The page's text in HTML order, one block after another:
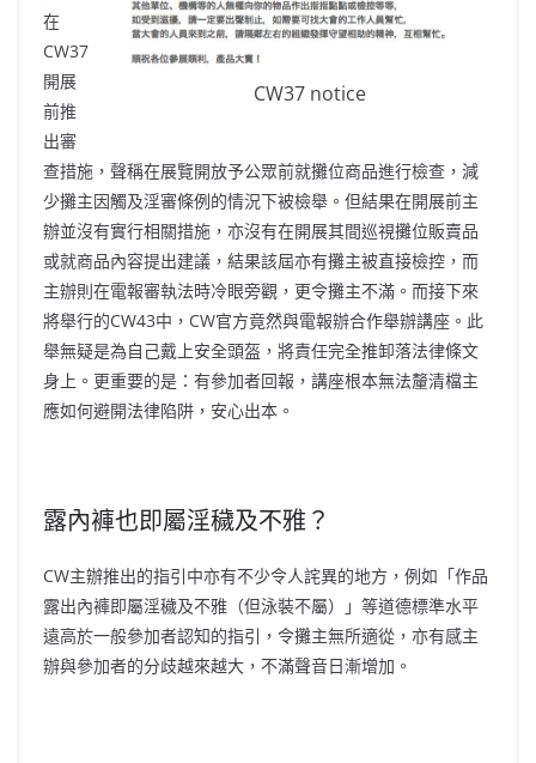
CW37 notice
在
CW37
開展
前推
出審
查措施，聲稱在展覽開放予公眾前就攤位商品進行檢查，減
少攤主因觸及淫審條例的情況下被檢舉。但結果在開展前主
辦並沒有實行相關措施，亦沒有在開展其間巡視攤位販賣品
或就商品內容提出建議，結果該屆亦有攤主被直接檢控，而
主辦則在電報審執法時冷眼旁觀，更令攤主不滿。而接下來
將舉行的CW43中，CW官方竟然與電報辦合作舉辦講座。此
舉無疑是為自己戴上安全頭盔，將責任完全推卸落法律條文
身上。更重要的是：有參加者回報，講座根本無法釐清檔主
應如何避開法律陷阱，安心出本。
露內褲也即屬淫穢及不雅？
CW主辦推出的指引中亦有不少令人詫異的地方，例如「作品
露出內褲即屬淫穢及不雅（但泳裝不屬）」等道德標準水平
遠高於一般參加者認知的指引，令攤主無所適從，亦有感主
辦與參加者的分歧越來越大，不滿聲音日漸增加。